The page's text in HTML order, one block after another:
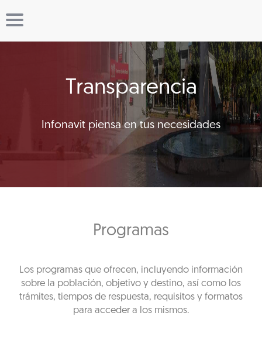
Transparencia
Infonavit piensa en tus necesidades
Programas
Los programas que ofrecen, incluyendo información
sobre la población, objetivo y destino, así como los
trámites, tiempos de respuesta, requisitos y formatos
para acceder a los mismos.